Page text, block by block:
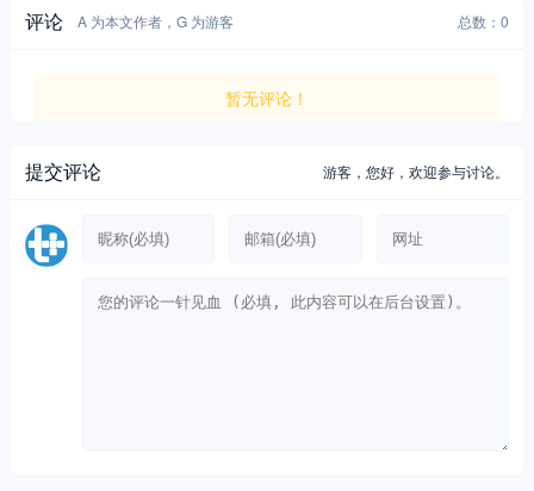
评论 A 为本文作者，G 为游客 总数：0
暂无评论！
提交评论 游客，您好，欢迎参与讨论。